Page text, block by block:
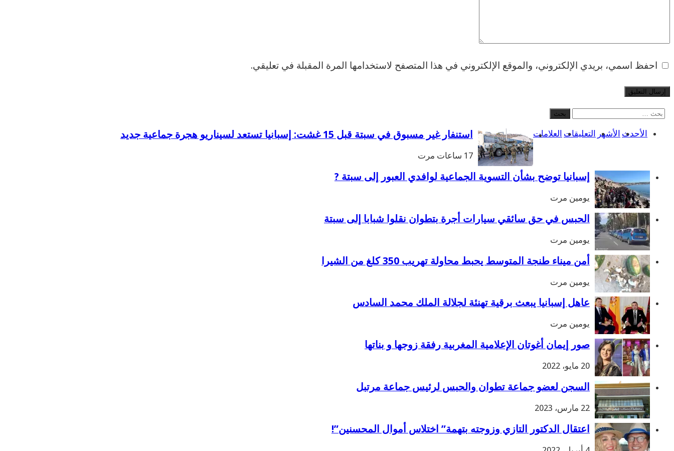
احفظ اسمي، بريدي الإلكتروني، والموقع الإلكتروني في هذا المتصفح لاستخدامها المرة المقبلة في تعليقي.
البحث
عن:
الأحدث الأشهر التعليقات العلامات استنفار غير مسبوق في سبتة قبل 15 غشت: إسبانيا تستعد لسيناريو هجرة جماعية جديد
17 ساعات مرت
إسبانيا توضح بشأن التسوية الجماعية لوافدي العبور إلى سبتة ?
يومين مرت
الحبس في حق سائقي سيارات أجرة بتطوان نقلوا شبابا إلى سبتة
يومين مرت
أمن ميناء طنجة المتوسط يحبط محاولة تهريب 350 كلغ من الشيرا
يومين مرت
عاهل إسبانيا يبعث برقية تهنئة لجلالة الملك محمد السادس
يومين مرت
صور إيمان أغوتان الإعلامية المغربية رفقة زوجها و بناتها
20 مايو، 2022
السجن لعضو جماعة تطوان والحبس لرئيس جماعة مرتبل
22 مارس، 2023
اعتقال الدكتور التازي وزوجته بتهمة” اختلاس أموال المحسنين”!